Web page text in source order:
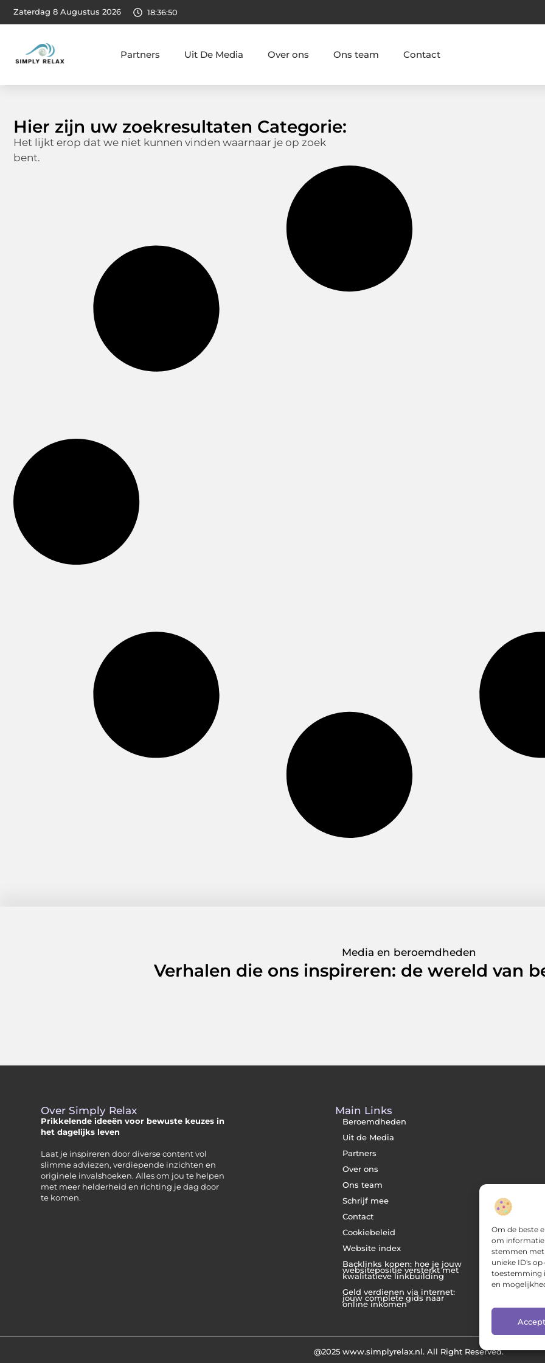
Om de beste
om informatie
stemmen met
unieke ID's
toestemming
en
Zaterdag 8 Augustus 2026 18:36:51
Partners Uit De Media Over ons Ons team Contact
Hier zijn uw zoekresultaten Categorie:
Het lijkt erop dat we niet kunnen vinden waarnaar je op zoek
bent.
Media en beroemdheden
Verhalen die ons inspireren: de wereld van
Over Simply Relax
Prikkelende ideeën voor bewuste keuzes in
het dagelijks leven
Laat je inspireren door diverse content vol
slimme adviezen, verdiepende inzichten en
originele invalshoeken. Alles om jou te helpen
met meer helderheid en richting je dag door
te komen.
Main Links
Beroemdheden
Uit de Media
Partners
Over ons
Ons team
Schrijf mee
Contact
Cookiebeleid
Website index
Backlinks kopen: hoe je jouw
websitepositie versterkt met
kwalitatieve linkbuilding
Geld verdienen via internet:
jouw complete gids naar
online inkomen
@2025 www.simplyrelax.nl. All Right Reserved.